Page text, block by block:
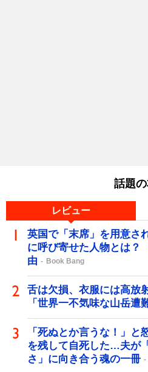
話題
レビュー
英国で「末席」を用意さ
に呼び寄せた人物とは
由
Book Bang
舌は欠損、衣服には高放
「世界一不気味な山岳遭
「死ぬとか言うな！」
を残して自死した…夫が
さ」に向き合う魂の一冊